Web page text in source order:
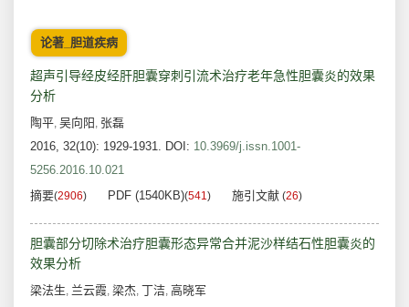
论著_胆道疾病
超声引导经皮经肝胆囊穿刺引流术治疗老年急性胆囊炎的效果
分析
陶平, 吴向阳 , 张磊
2016, 32(10): 1929-1931. DOI: 10.3969/j.issn.1001-
5256.2016.10.021
摘要(2906) PDF (1540KB)(541) 施引文献 (26)
胆囊部分切除术治疗胆囊形态异常合并泥沙样结石性胆囊炎的
效果分析
梁法生, 兰云霞, 梁杰, 丁洁, 高晓军